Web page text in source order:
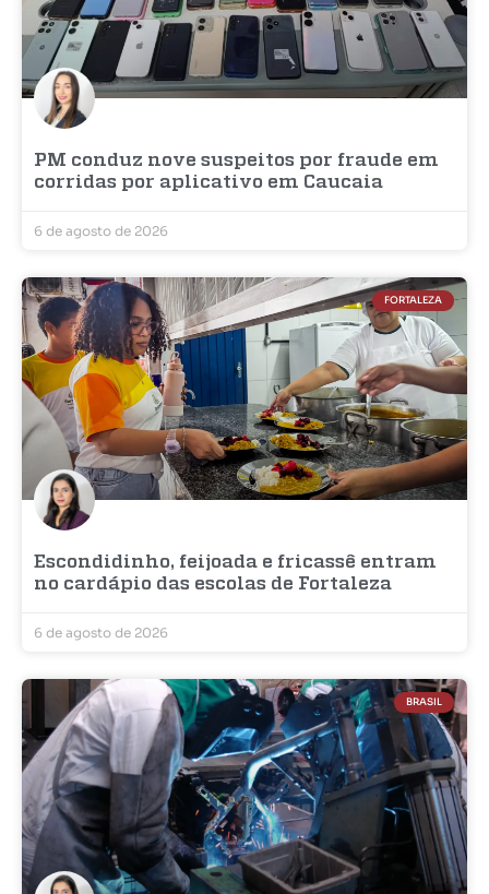
PM conduz nove suspeitos por fraude em
corridas por aplicativo em Caucaia
6 de agosto de 2026
FORTALEZA
Escondidinho, feijoada e fricassê entram
no cardápio das escolas de Fortaleza
6 de agosto de 2026
BRASIL